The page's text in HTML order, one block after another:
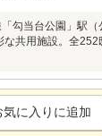
勾当台公園」駅
共用施設。全
気に入りに追加